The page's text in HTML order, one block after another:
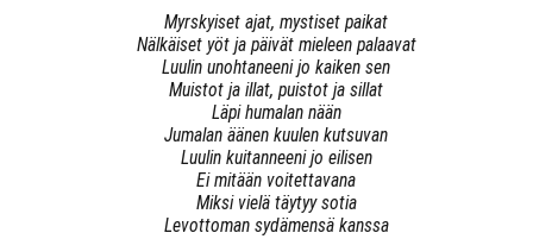
Myrskyiset ajat, mystiset paikat
Nälkäiset yöt ja päivät mieleen palaavat
Luulin unohtaneeni jo kaiken sen
Muistot ja illat, puistot ja sillat
Läpi humalan nään
Jumalan äänen kuulen kutsuvan
Luulin kuitanneeni jo eilisen
Ei mitään voitettavana
Miksi vielä täytyy sotia
Levottoman sydämensä kanssa